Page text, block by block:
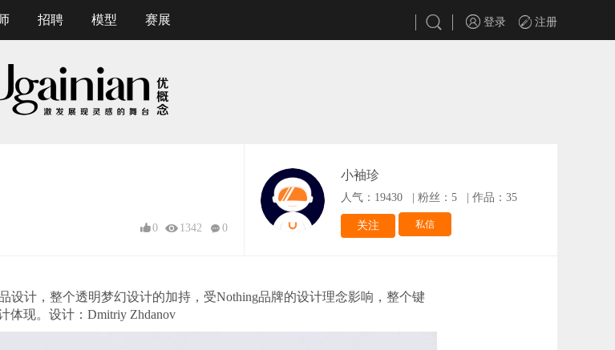
招聘 模型 赛展 登录 注册
0 1342 0
小袖珍
人气：19430 粉丝：5 作品：35
关注 私信
设计，整个透明梦幻设计的加持，受Nothing品牌的设计理念影响，整个键
体现。设计：Dmitriy Zhdanov